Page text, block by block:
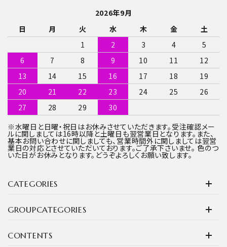
CATEGORIES
GROUPCATEGORIES
CONTENTS
2026年9月
日
月 火 水 木 金
土
1
2 3 4
5
6
7 8 9 10 11
12
13
14 15 16 17 18
19
20
21 22 23 24 25
26
27
28 29
30
※水曜日と日曜・祝日はお休みさせていただきます。受注確認メー
ルに関しましては16時以降と土曜日も翌営業日となります。また、
基本お問い合わせに関しましても、営業時間外に関しましては翌営
業日の対応とさせていただいております。ご了承下さいませ。 色のつ
いた日がお休みとなります。どうぞよろしくお願い致します。